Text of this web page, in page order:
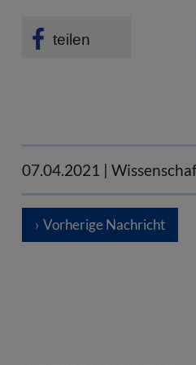
teilen
07.04.2021 |
Vorherige Nachricht